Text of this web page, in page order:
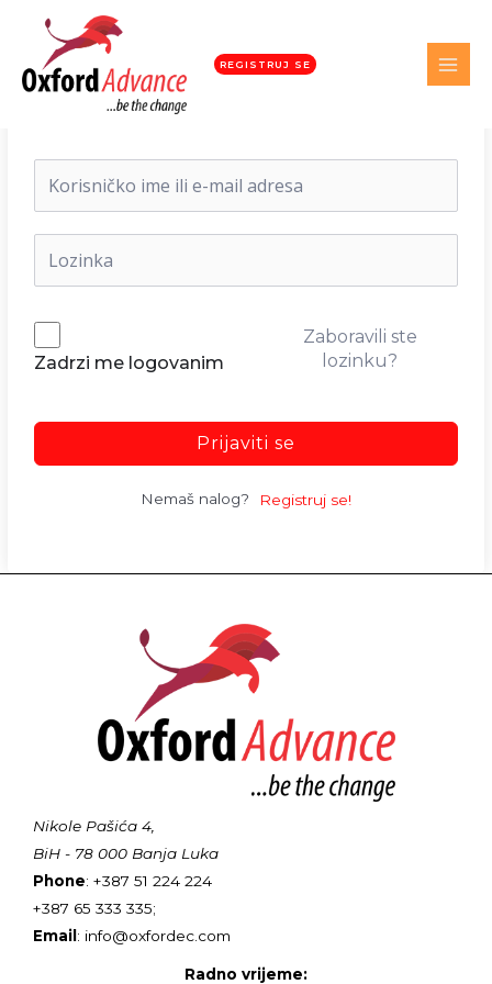
REGISTRUJ SE
Dobrodošli nazad!
Zadrzi me logovanim
Zaboravili ste
lozinku?
Prijaviti se
Nemaš nalog? Registruj se!
Nikole Pašića 4,
BiH - 78 000 Banja Luka
Phone: +387 51 224 224
+387 65 333 335;
Email: info@oxfordec.com
Radno vrijeme: